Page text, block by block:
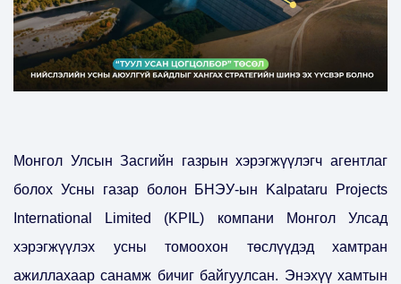
Монгол Улсын Засгийн газрын хэрэгжүүлэгч агентлаг
болох Усны газар болон БНЭУ-ын Kalpataru Projects
International Limited (KPIL) компани Монгол Улсад
хэрэгжүүлэх усны томоохон төслүүдэд хамтран
ажиллахаар санамж бичиг байгуулсан. Энэхүү хамтын